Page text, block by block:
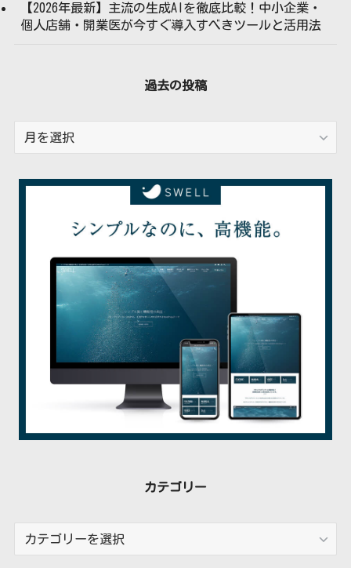
【2026年最新】主流の生成AIを徹底比較！中小企業・
個人店舗・開業医が今すぐ導入すべきツールと活用法
過去の投稿
投
カテゴリー